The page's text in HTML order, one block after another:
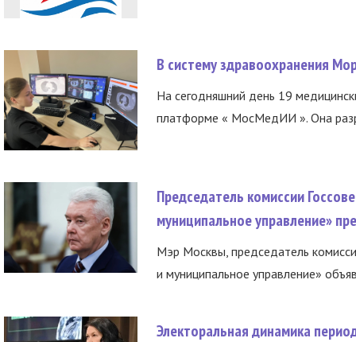
В систему здравоохранения
На сегодняшний день 19
платформе « МосМедИИ ». Она
Председатель комиссии
муниципальное управление»
Мэр Москвы, председатель
и муниципальное управление»
Электоральная динамика